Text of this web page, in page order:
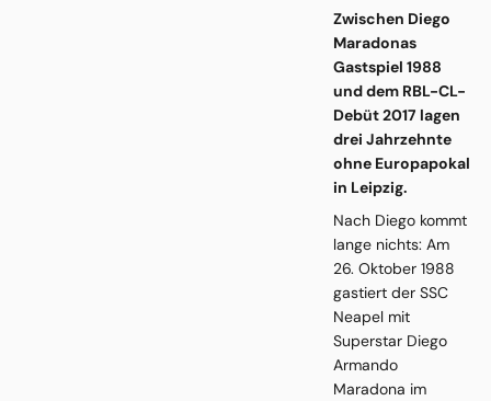
Zwischen Diego
Maradonas
Gastspiel 1988
und dem RBL-CL-
Debüt 2017 lagen
drei Jahrzehnte
ohne Europapokal
in Leipzig.
Nach Diego kommt
lange nichts: Am
26. Oktober 1988
gastiert der SSC
Neapel mit
Superstar Diego
Armando
Maradona im